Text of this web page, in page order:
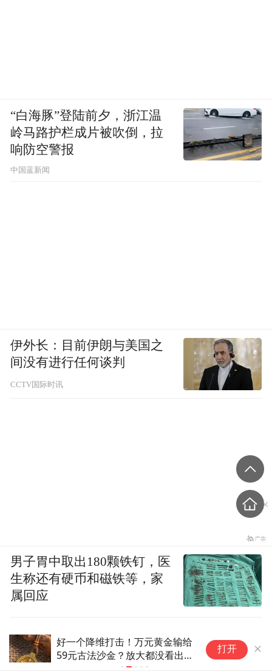
好一个降维打击！万元黄金输给
59元古法沙金？放大都没看出
保加利亚称
乌军常用型
打开
“白海豚”登陆前夕，浙江温
岭马路护栏成片被吹倒，拉
响防空警报
中国蓝新闻
伊外长：目前伊朗与美国之
间没有进行任何谈判
CCTV国际时讯
男子胃中取出180颗铁钉，医
生称还有硬币和磁铁等，家
属回应